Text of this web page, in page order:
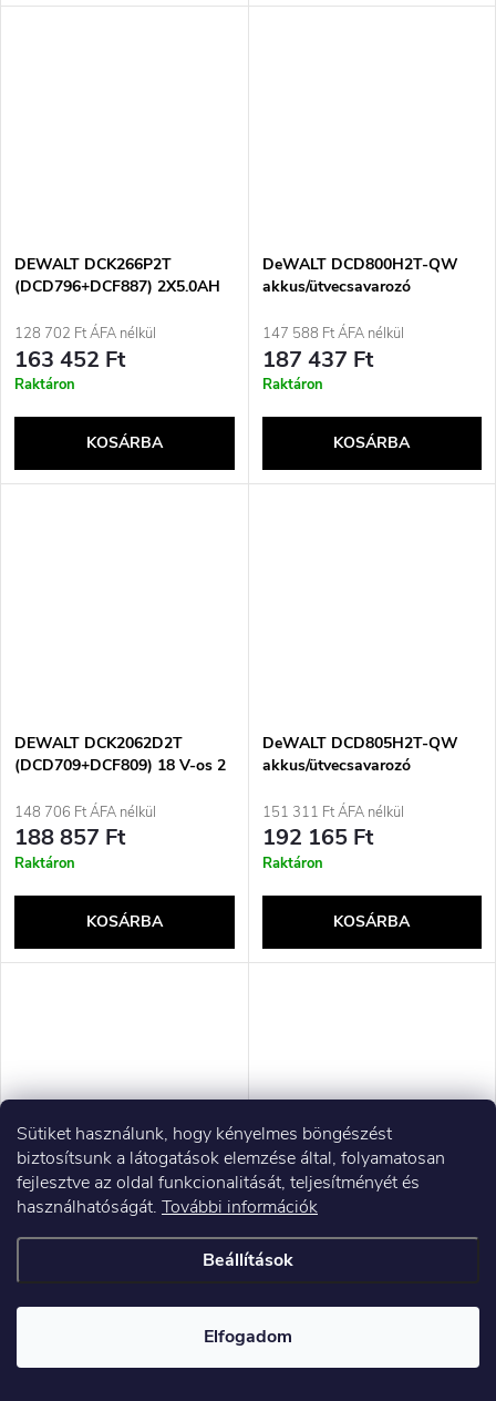
Sütiket használunk, hogy kényelmes böngészést
biztosítsunk a látogatások elemzése által, folyamatosan
fejlesztve az oldal funkcionalitását, teljesítményét és
használhatóságát. További információk
Beállítások
Elfogadom
DEWALT DCK266P2T
(DCD796+DCF887) 2X5.0AH
128 702 Ft ÁFA nélkül
163 452 Ft
Raktáron
KOSÁRBA
DeWALT DCD800H2T-QW
akkus/ütvecsavarozó
147 588 Ft ÁFA nélkül
187 437 Ft
Raktáron
KOSÁRBA
DEWALT DCK2062D2T
(DCD709+DCF809) 18 V-os 2
148 706 Ft ÁFA nélkül
188 857 Ft
Raktáron
KOSÁRBA
DeWALT DCD805H2T-QW
akkus/ütvecsavarozó
151 311 Ft ÁFA nélkül
192 165 Ft
Raktáron
KOSÁRBA
DCD1007WW1T DEWALT 18
V-os fúró-csavarozó
212 640 Ft
DEWALT DCK305P3T
ELEKTROMOS
SZERSZÁMKÉSZLET
334 709 Ft
Raktáron